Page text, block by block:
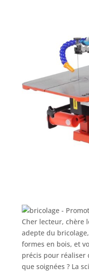
Cher lecteur, chère
adepte du
formes en bois, et
précis pour réaliser
que soignées ? La